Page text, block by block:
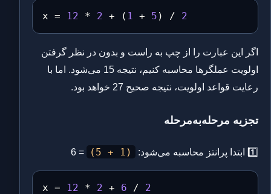
x = 12 * 2 + ( 1 + 5 ) / 2
اگر این عبارت را از چپ به راست و بدون در نظر گرفتن
اولویت عملگرها محاسبه کنیم، نتیجه 15 می‌شود. اما با
رعایت قواعد اولویت، نتیجه صحیح 27 خواهد بود.
تجزیه مرحله‌به‌مرحله
1️⃣ ابتدا پرانتز محاسبه می‌شود: (1 + 5)
= 6
x = 12 * 2 + 6 / 2